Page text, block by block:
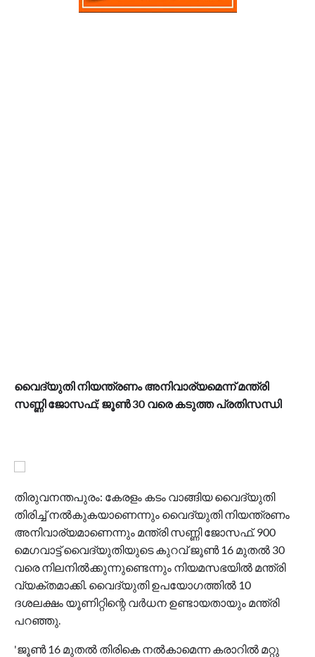
വൈദ്യുതി നിയന്ത്രണം അനിവാര്യമെന്ന് മന്ത്രി
സണ്ണി ജോസഫ്; ജൂണ്‍ 30 വരെ കടുത്ത പ്രതിസന്ധി
തിരുവനന്തപുരം: കേരളം കടം വാങ്ങിയ വൈദ്യുതി
തിരിച്ച് നല്‍കുകയാണെന്നും വൈദ്യുതി നിയന്ത്രണം
അനിവാര്യമാണെന്നും മന്ത്രി സണ്ണി ജോസഫ്. 900
മെഗവാട്ട് വൈദ്യുതിയുടെ കുറവ് ജൂണ്‍ 16 മുതല്‍ 30
വരെ നിലനില്‍ക്കുന്നുണ്ടെന്നും നിയമസഭയില്‍ മന്ത്രി
വ്യക്തമാക്കി. വൈദ്യുതി ഉപയോഗത്തില്‍ 10
ദശലക്ഷം യൂണിറ്റിന്റെ വര്‍ധന ഉണ്ടായതായും മന്ത്രി
പറഞ്ഞു.
'ജൂണ്‍ 16 മുതല്‍ തിരികെ നല്‍കാമെന്ന കരാറില്‍ മറ്റു